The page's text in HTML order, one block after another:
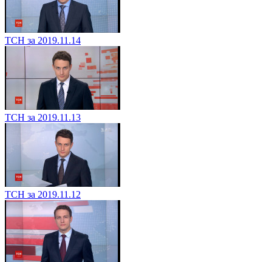
ТСН за 2019.11.14
ТСН за 2019.11.13
ТСН за 2019.11.12